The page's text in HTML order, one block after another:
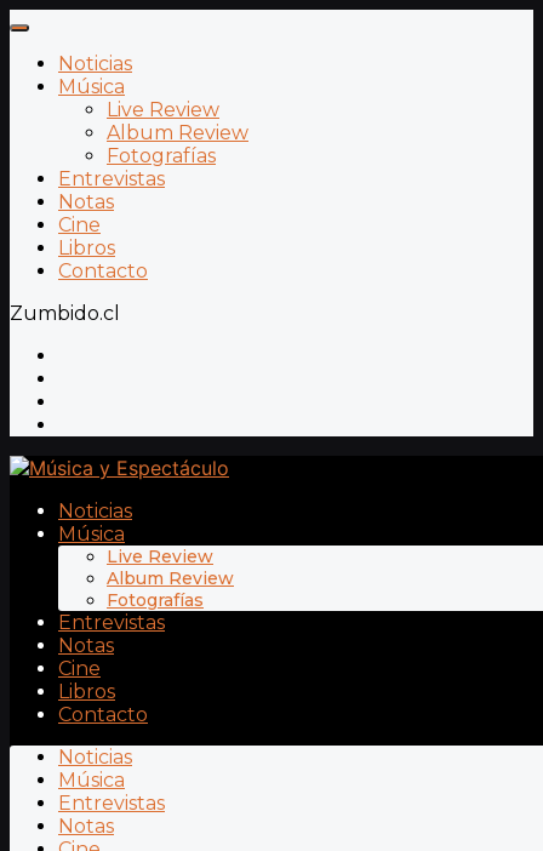
Noticias
Música
Live Review
Album Review
Fotografías
Entrevistas
Notas
Cine
Libros
Contacto
Zumbido.cl
Noticias
Música
Live Review
Album Review
Fotografías
Entrevistas
Notas
Cine
Libros
Contacto
Noticias
Música
Entrevistas
Notas